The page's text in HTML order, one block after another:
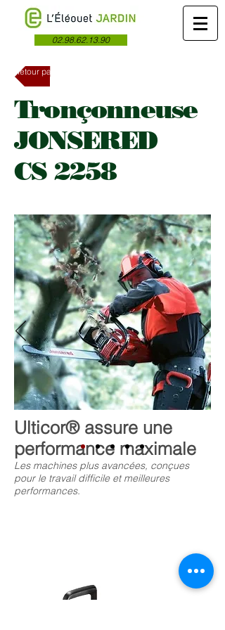
02.98.62.13.90
Retour page précédente
Tronçonneuse
JONSERED
CS 2258
Ulticor® assure une
performance maximale
Les machines plus avancées, conçues
pour le travail difficile et meilleures
performances.